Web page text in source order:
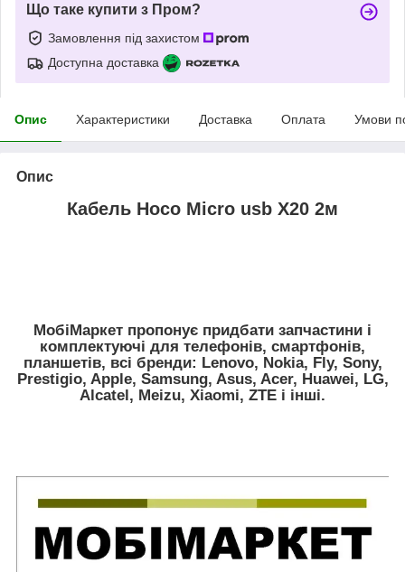
Що таке купити з Пром?
Замовлення під захистом
Доступна доставка
Опис Характеристики Доставка Оплата Умови
Опис
Кабель Hoco Micro usb X20 2м
МобіМаркет пропонує придбати запчастини і
комплектуючі для телефонів, смартфонів,
планшетів, всі бренди: Lenovo, Nokia, Fly, Sony,
Prestigio, Apple, Samsung, Asus, Acer, Huawei, LG,
Alcatel, Meizu, Xiaomi, ZTE і інші.